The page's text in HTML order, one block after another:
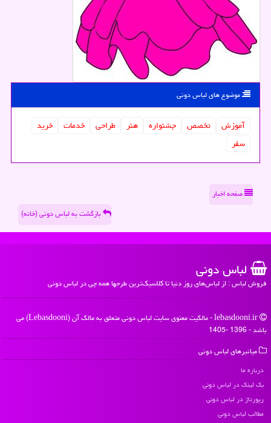
موضوع های لباس دونی
آموزش تخصص جشنواره هنر طراحی خدمات
خرید
سفر
صفحه اخبار
بازگشت به لباس دونی (خانه)
لباس دونی
فروش لباس : از لباس‌های روز دنیا تا کلاسیک‌ترین طرحها همه چی در لباس دونی
lebasdooni.ir - مالکیت معنوی سایت لباس دونی متعلق به مالک آن (Lebasdooni) می
باشد - 1396 -1405
میانبرهای لباس دونی
درباره ما
بک لینک در لباس دونی
رپورتاژ در لباس دونی
مطالب لباس دونی